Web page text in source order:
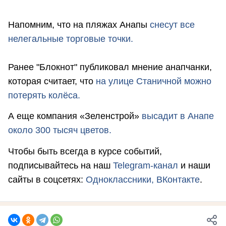
Напомним, что на пляжах Анапы снесут все
нелегальные торговые точки.
Ранее "Блокнот" публиковал мнение анапчанки,
которая считает, что на улице Станичной можно
потерять колёса.
А еще компания «Зеленстрой» высадит в Анапе
около 300 тысяч цветов.
Чтобы быть всегда в курсе событий,
подписывайтесь на наш Telegram-канал и наши
сайты в соцсетях: Одноклассники, ВКонтакте.